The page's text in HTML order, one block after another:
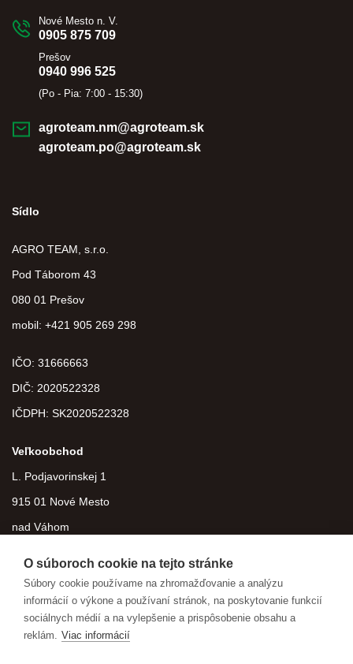
Nové Mesto n. V.
0905 875 709
Prešov
0940 996 525
(Po - Pia: 7:00 - 15:30)
agroteam.nm@agroteam.sk
agroteam.po@agroteam.sk
Sídlo
AGRO TEAM, s.r.o.
Pod Táborom 43
080 01 Prešov
mobil: +421 905 269 298
IČO: 31666663
DIČ: 2020522328
IČDPH: SK2020522328
Veľkoobchod
L. Podjavorinskej 1
915 01 Nové Mesto
nad Váhom
O súboroch cookie na tejto stránke
Súbory cookie používame na zhromažďovanie a analýzu
informácií o výkone a používaní stránok, na poskytovanie funkcií
sociálnych médií a na vylepšenie a prispôsobenie obsahu a
reklám. Viac informácií